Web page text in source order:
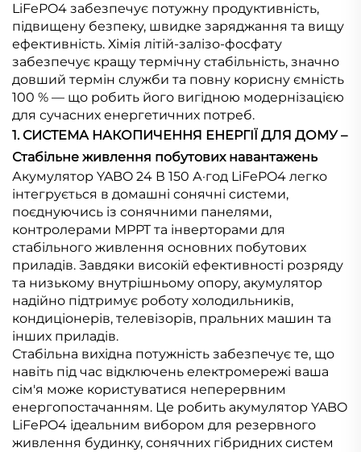
LiFePO4 забезпечує потужну продуктивність,
підвищену безпеку, швидке заряджання та вищу
ефективність. Хімія літій-залізо-фосфату
забезпечує кращу термічну стабільність, значно
довший термін служби та повну корисну ємність
100 % — що робить його вигідною модернізацією
для сучасних енергетичних потреб.
1. СИСТЕМА НАКОПИЧЕННЯ ЕНЕРГІЇ ДЛЯ ДОМУ –
Стабільне живлення побутових навантажень
Акумулятор YABO 24 В 150 А·год LiFePO4 легко
інтегрується в домашні сонячні системи,
поєднуючись із сонячними панелями,
контролерами MPPT та інверторами для
стабільного живлення основних побутових
приладів. Завдяки високій ефективності розряду
та низькому внутрішньому опору, акумулятор
надійно підтримує роботу холодильників,
кондиціонерів, телевізорів, пральних машин та
інших приладів.
Стабільна вихідна потужність забезпечує те, що
навіть під час відключень електромережі ваша
сім'я може користуватися неперервним
енергопостачанням. Це робить акумулятор YABO
LiFePO4 ідеальним вибором для резервного
живлення будинку, сонячних гібридних систем